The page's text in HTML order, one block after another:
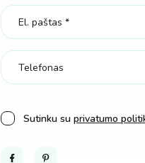
Sutinku su privatumo
FacebookPinterest